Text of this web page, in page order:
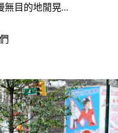
無目的地閒晃...